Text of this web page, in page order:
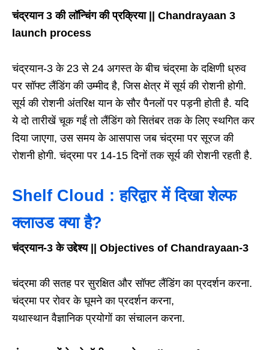
चंद्रयान 3 की लॉन्चिंग की प्रक्रिया || Chandrayaan 3
launch process
चंद्रयान-3 के 23 से 24 अगस्त के बीच चंद्रमा के दक्षिणी ध्रुव
पर सॉफ्ट लैंडिंग की उम्मीद है, जिस क्षेत्र में सूर्य की रोशनी होगी.
सूर्य की रोशनी अंतरिक्ष यान के सौर पैनलों पर पड़नी होती है. यदि
ये दो तारीखें चूक गईं तो लैंडिंग को सितंबर तक के लिए स्थगित कर
दिया जाएगा, उस समय के आसपास जब चंद्रमा पर सूरज की
रोशनी होगी. चंद्रमा पर 14-15 दिनों तक सूर्य की रोशनी रहती है.
Shelf Cloud : हरिद्वार में दिखा शेल्फ
क्लाउड क्या है?
चंद्रयान-3 के उद्देश्य || Objectives of Chandrayaan-3
चंद्रमा की सतह पर सुरक्षित और सॉफ्ट लैंडिंग का प्रदर्शन करना.
चंद्रमा पर रोवर के घूमने का प्रदर्शन करना,
यथास्थान वैज्ञानिक प्रयोगों का संचालन करना.